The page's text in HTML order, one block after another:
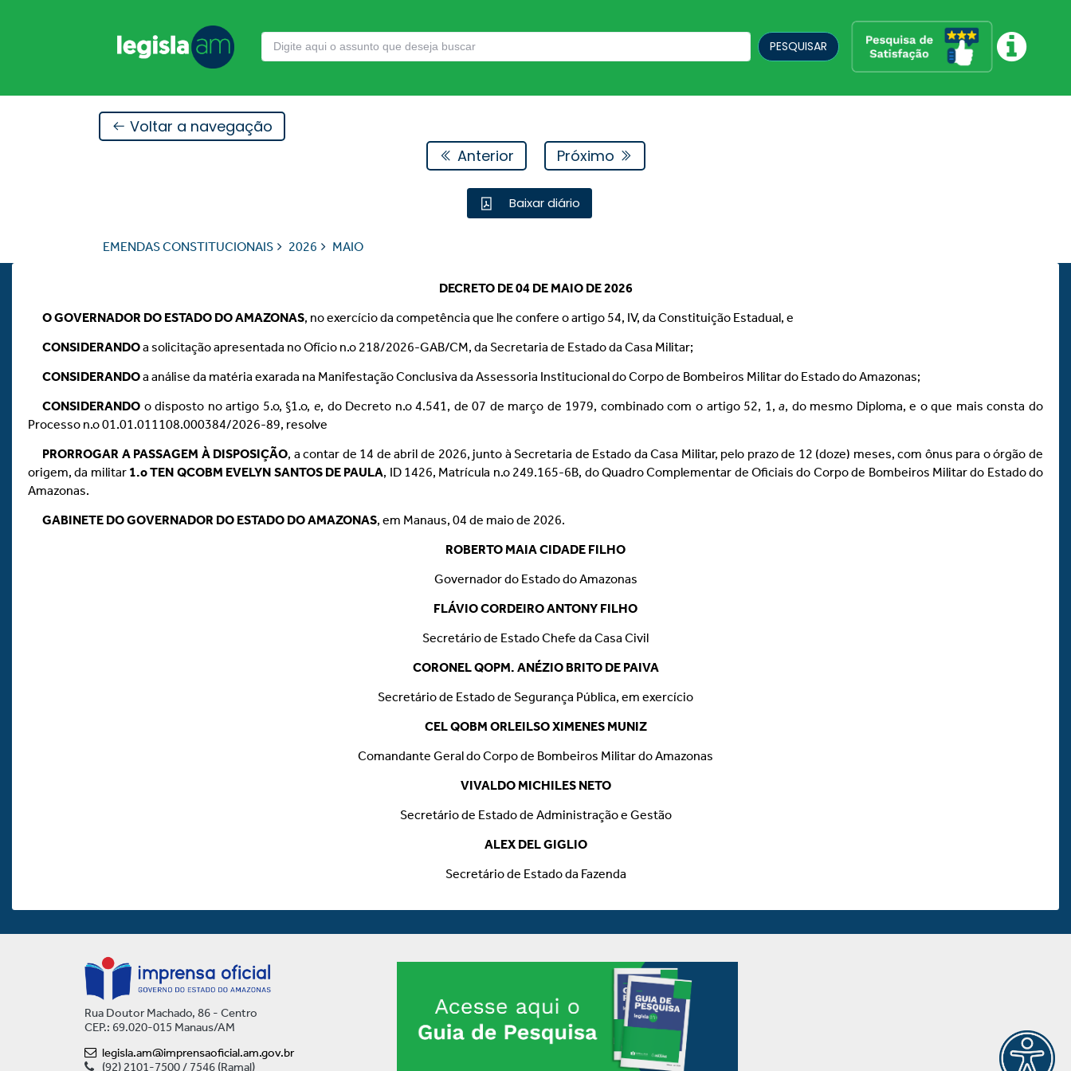
PESQUISAR
Voltar a navegação
Anterior
Próximo
Baixar diário
EMENDAS CONSTITUCIONAIS 2026 MAIO
DECRETO DE 04 DE MAIO DE 2026
O GOVERNADOR DO ESTADO DO AMAZONAS, no exercício da competência que lhe confere o artigo 54, IV, da Constituição Estadual, e
CONSIDERANDOa solicitação apresentada no Ofício n.o 218/2026-GAB/CM, da Secretaria de Estado da Casa Militar;
CONSIDERANDOa análise da matéria exarada na Manifestação Conclusiva da Assessoria Institucional do Corpo de Bombeiros Militar do Estado do Amazonas;
CONSIDERANDO o disposto no artigo 5.o, §1.o,e, do Decreto n.o 4.541, de 07 de março de 1979, combinado com o artigo 52, 1,a, do mesmo Diploma, e o que mais consta do
Processo n.o 01.01.011108.000384/2026-89, resolve
PRORROGAR A PASSAGEM À DISPOSIÇÃO, a contar de 14 de abril de 2026, junto à Secretaria de Estado da Casa Militar, pelo prazo de 12 (doze) meses, com ônus para o órgão de
origem, da militar 1.o TEN QCOBM EVELYN SANTOS DE PAULA, ID 1426, Matrícula n.o 249.165-6B, do Quadro Complementar de Oficiais do Corpo de Bombeiros Militar do Estado do
Amazonas.
GABINETE DO GOVERNADOR DO ESTADO DO AMAZONAS, em Manaus, 04 de maio de 2026.
ROBERTO MAIA CIDADE FILHO
Governador do Estado do Amazonas
FLÁVIO CORDEIRO ANTONY FILHO
Secretário de Estado Chefe da Casa Civil
CORONEL QOPM. ANÉZIO BRITO DE PAIVA
Secretário de Estado de Segurança Pública, em exercício
CEL QOBM ORLEILSO XIMENES MUNIZ
Comandante Geral do Corpo de Bombeiros Militar do Amazonas
VIVALDO MICHILES NETO
Secretário de Estado de Administração e Gestão
ALEX DEL GIGLIO
Secretário de Estado da Fazenda
Rua Doutor Machado, 86 - Centro
CEP.: 69.020-015 Manaus/AM
legisla.am@imprensaoficial.am.gov.br
(92) 2101-7500 / 7546 (Ramal)